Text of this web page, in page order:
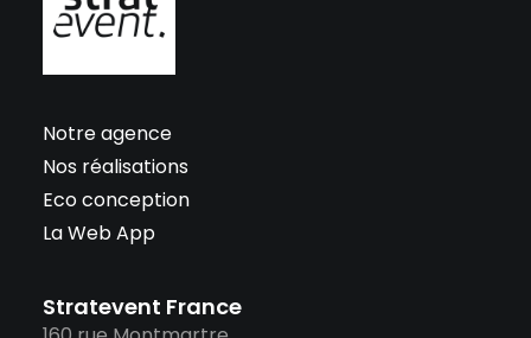
Notre agence
Nos réalisations
Eco conception
La Web App
Stratevent France